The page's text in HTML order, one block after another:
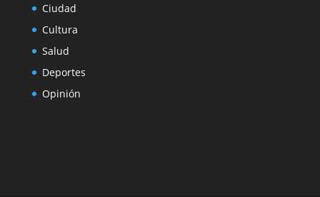
Ciudad
Cultura
Salud
Deportes
Opinión